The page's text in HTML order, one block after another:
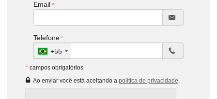
Email
Telefone
+55
* campos obrigatórios
Ao enviar você está aceitando a política de privacidade